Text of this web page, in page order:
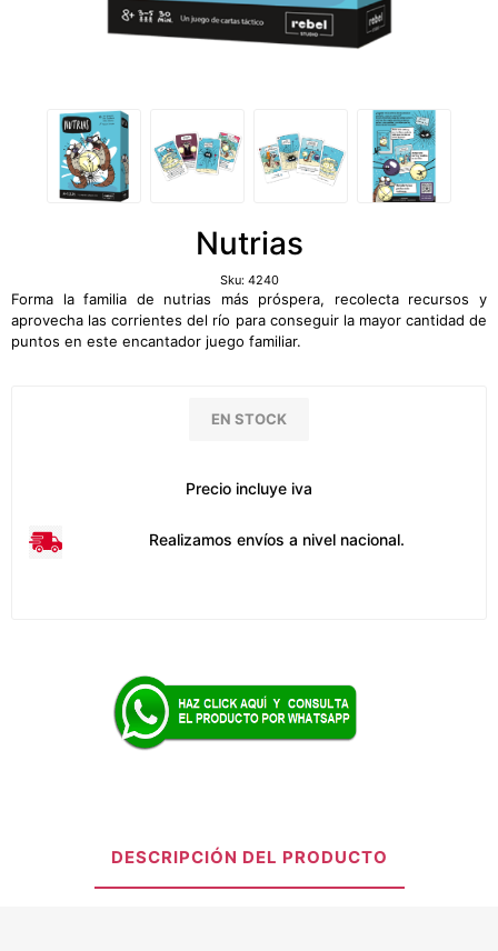
Nutrias
Sku: 4240
Forma la familia de nutrias más próspera, recolecta recursos y
aprovecha las corrientes del río para conseguir la mayor cantidad de
puntos en este encantador juego familiar.
EN STOCK
Precio incluye iva
Realizamos envíos a nivel nacional.
DESCRIPCIÓN DEL PRODUCTO